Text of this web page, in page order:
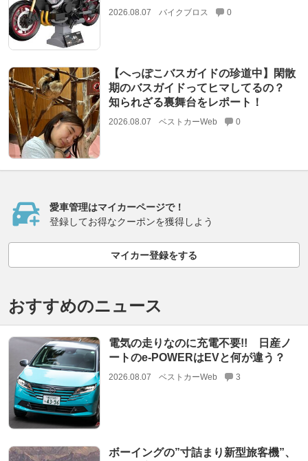
2026.08.07 バイクブロス 0
【へっぽこバスガイドの珍道中】閑散
期のバスガイドってヒマしてるの？
知られざる裏舞台をレポート！
2026.08.07 ベストカーWeb 0
愛車管理はマイカーページで！
登録してお得なクーポンを獲得しよう
マイカー登録をする
おすすめのニュース
電気の走りなのに充電不要!! 日産ノ
ートのe-POWERはEVと何が違う？
2026.08.07 ベストカーWeb 3
ボーイングの”寸詰まり新型旅客機”、